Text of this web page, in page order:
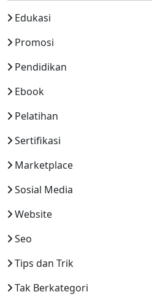
Edukasi
Promosi
Pendidikan
Ebook
Pelatihan
Sertifikasi
Marketplace
Sosial Media
Website
Seo
Tips dan Trik
Tak Berkategori